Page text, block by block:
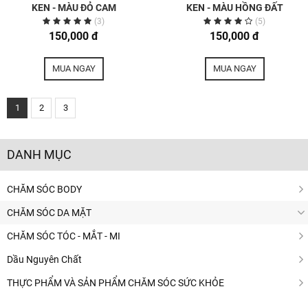
KEN - MÀU ĐỎ CAM
(3)
150,000 đ
MUA NGAY
KEN - MÀU HỒNG ĐẤT
(5)
150,000 đ
MUA NGAY
1 2 3
DANH MỤC
CHĂM SÓC BODY
CHĂM SÓC DA MẶT
CHĂM SÓC TÓC - MẮT - MI
Dầu Nguyên Chất
THỰC PHẨM VÀ SẢN PHẨM CHĂM SÓC SỨC KHỎE